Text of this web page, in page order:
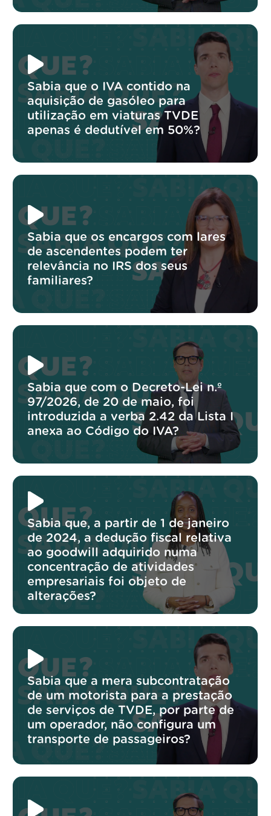
Sabia que o IVA contido na
aquisição de gasóleo para
utilização em viaturas TVDE
apenas é dedutível em 50%?
Sabia que os encargos com lares
de ascendentes podem ter
relevância no IRS dos seus
familiares?
Sabia que com o Decreto-Lei n.º
97/2026, de 20 de maio, foi
introduzida a verba 2.42 da Lista I
anexa ao Código do IVA?
Sabia que, a partir de 1 de janeiro
de 2024, a dedução fiscal relativa
ao goodwill adquirido numa
concentração de atividades
empresariais foi objeto de
alterações?
Sabia que a mera subcontratação
de um motorista para a prestação
de serviços de TVDE, por parte de
um operador, não configura um
transporte de passageiros?